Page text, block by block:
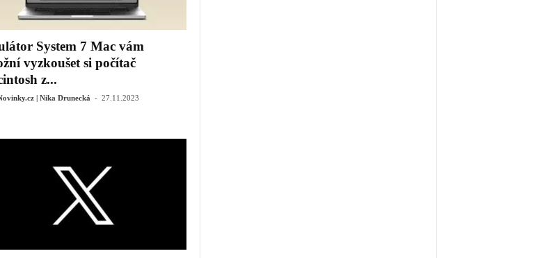
System 7 Mac vám
vyzkoušet si počítač
z...
| Nika Drunecká - 27.11.2023